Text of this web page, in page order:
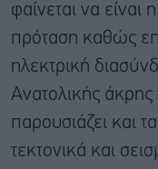
φαίνεται να είναι
πρόταση καθώς
ηλεκτρική
Ανατολικής άκρης
παρουσιάζει και
τεκτονικά και